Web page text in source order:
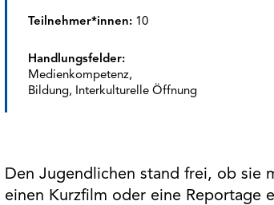
Teilnehmer*innen: 10
Handlungsfelder:
Medienkompetenz,
Bildung, Interkulturelle Öffnung
Den Jugendlichen stand frei, ob sie
einen Kurzfilm oder eine Reportage